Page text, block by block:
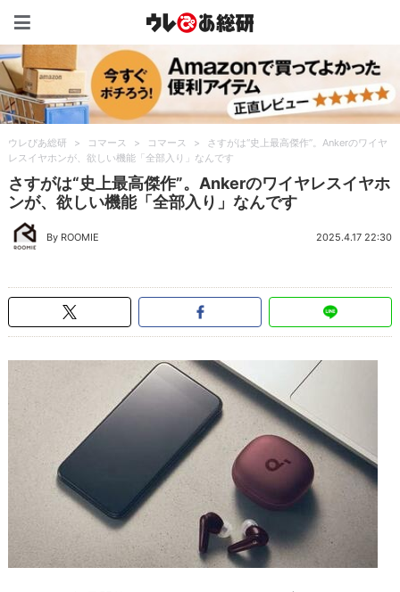
ウレぴあ総研 > コマース > コマース >
さすがは“史上最高傑作”。Ankerのワイヤ
レスイヤホンが、欲しい機能「全部入り」なんです
さすがは“史上最高傑作”。Ankerのワイヤレスイヤホ
ンが、欲しい機能「全部入り」なんです
By ROOMIE 2025.4.17 22:30